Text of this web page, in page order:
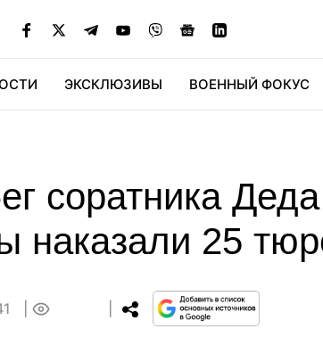
ЭКСКЛЮЗИВЫ ВОЕННЫЙ ФОКУС
соратника
наказали 25